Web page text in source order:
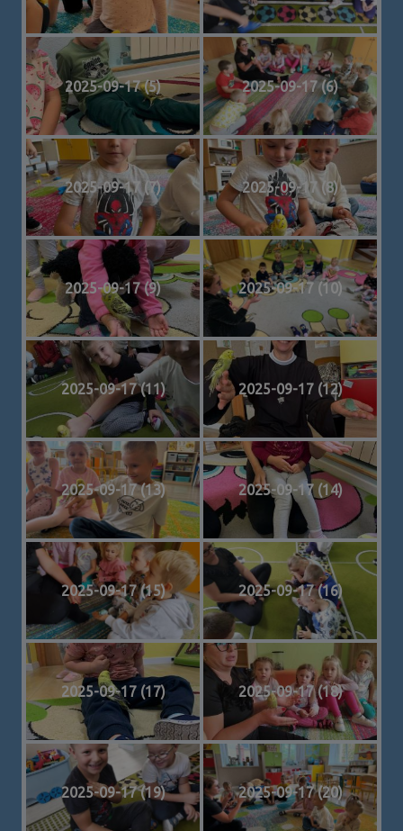
2025-09-17 (5) 2025-09-17 (6)
2025-09-17 (7) 2025-09-17 (8)
2025-09-17 (9) 2025-09-17 (10)
2025-09-17 (11) 2025-09-17 (12)
2025-09-17 (13) 2025-09-17 (14)
2025-09-17 (15) 2025-09-17 (16)
2025-09-17 (17) 2025-09-17 (18)
2025-09-17 (19) 2025-09-17 (20)